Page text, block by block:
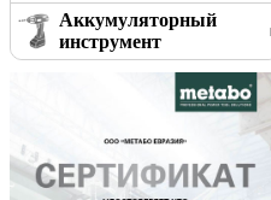
Аккумуляторный
инструмент